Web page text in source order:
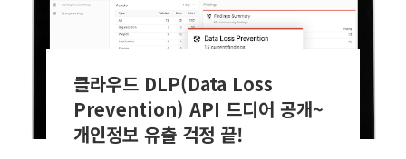
클라우드 DLP(Data Loss
Prevention) API 드디어 공개~
개인정보 유출 걱정 끝!